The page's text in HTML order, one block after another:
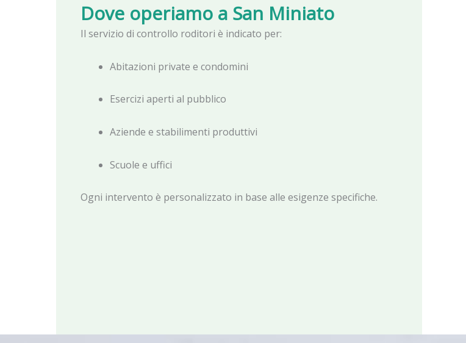
Dove operiamo a San Miniato
Il servizio di controllo roditori è indicato per:
Abitazioni private e condomini
Esercizi aperti al pubblico
Aziende e stabilimenti produttivi
Scuole e uffici
Ogni intervento è personalizzato in base alle esigenze specifiche.